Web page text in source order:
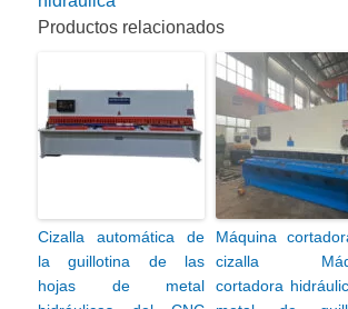
Productos relacionados
Cizalla automática de
la guillotina de las
hojas de metal
Máquina
cizalla
cortadora